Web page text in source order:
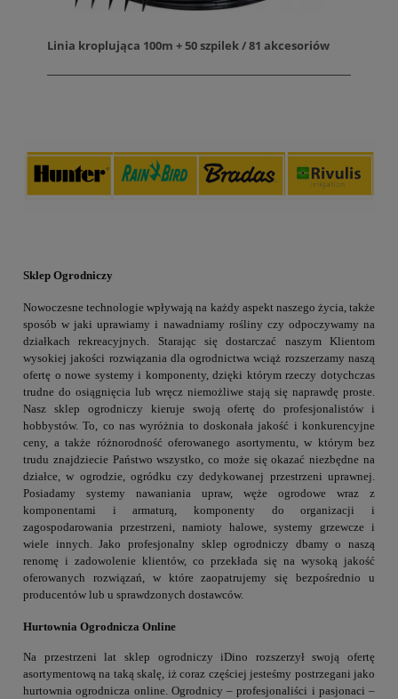
Linia kroplująca 100m + 50 szpilek / 81 akcesoriów
Sklep Ogrodniczy
Nowoczesne technologie wpływają na każdy aspekt naszego życia, także
sposób w jaki uprawiamy i nawadniamy rośliny czy odpoczywamy na
działkach rekreacyjnych. Starając się dostarczać naszym Klientom
wysokiej jakości rozwiązania dla ogrodnictwa wciąż rozszerzamy naszą
ofertę o nowe systemy i komponenty, dzięki którym rzeczy dotychczas
trudne do osiągnięcia lub wręcz niemożliwe stają się naprawdę proste.
Nasz sklep ogrodniczy kieruje swoją ofertę do profesjonalistów i
hobbystów. To, co nas wyróżnia to doskonała jakość i konkurencyjne
ceny, a także różnorodność oferowanego asortymentu, w którym bez
trudu znajdziecie Państwo wszystko, co może się okazać niezbędne na
działce, w ogrodzie, ogródku czy dedykowanej przestrzeni uprawnej.
Posiadamy systemy nawaniania upraw, węże ogrodowe wraz z
komponentami i armaturą, komponenty do organizacji i
zagospodarowania przestrzeni, namioty halowe, systemy grzewcze i
wiele innych. Jako profesjonalny sklep ogrodniczy dbamy o naszą
renomę i zadowolenie klientów, co przekłada się na wysoką jakość
oferowanych rozwiązań, w które zaopatrujemy się bezpośrednio u
producentów lub u sprawdzonych dostawców.
Hurtownia Ogrodnicza Online
Na przestrzeni lat sklep ogrodniczy iDino rozszerzył swoją ofertę
asortymentową na taką skalę, iż coraz częściej jesteśmy postrzegani jako
hurtownia ogrodnicza online. Ogrodnicy – profesjonaliści i pasjonaci –